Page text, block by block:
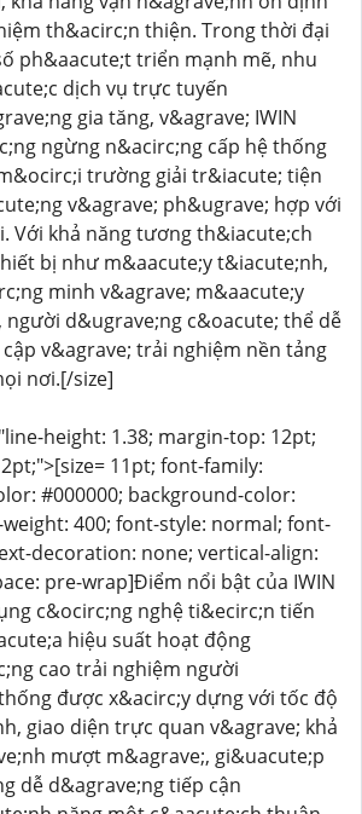
th&acirc;n thiện. Trong thời đại
ph&aacute;t triển mạnh mẽ, nhu
dịch vụ trực tuyến
gia tăng, v&agrave; IWIN
ngừng n&acirc;ng cấp hệ thống
trường giải tr&iacute; tiện
v&agrave; ph&ugrave; hợp với
Với khả năng tương th&iacute;ch
bị như m&aacute;y t&iacute;nh,
minh v&agrave; m&aacute;y
d&ugrave;ng c&oacute; thể dễ
v&agrave; trải nghiệm nền tảng
nơi.[/size]
height: 1.38; margin-top: 12pt;
11pt; font-family:
#000000; background-color:
400; font-style: normal; font-
decoration: none; vertical-align:
pre-wrap]Điểm nổi bật của IWIN
c&ocirc;ng nghệ ti&ecirc;n tiến
hiệu suất hoạt động
cao trải nghiệm người
được x&acirc;y dựng với tốc độ
giao diện trực quan v&agrave; khả
mượt m&agrave;, gi&uacute;p
dễ d&agrave;ng tiếp cận